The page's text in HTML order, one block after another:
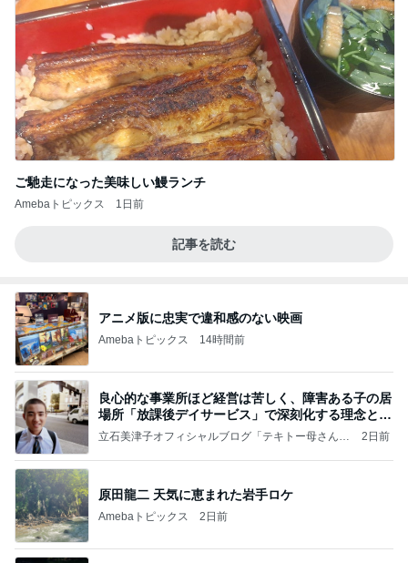
ご馳走になった美味しい鰻ランチ
Amebaトピックス 1日前
記事を読む
アニメ版に忠実で違和感のない映画
Amebaトピックス 14時間前
良心的な事業所ほど経営は苦しく、障害ある子の居
場所「放課後デイサービス」で深刻化する理念と現
実の
立石美津子オフィシャルブログ「テキトー母さんの
2日前
原田龍二 天気に恵まれた岩手ロケ
Amebaトピックス 2日前